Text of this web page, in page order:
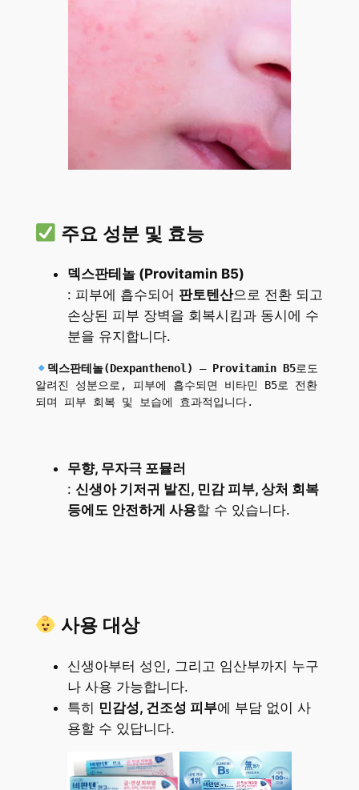
주요 성분 및 효능
덱스판테놀 (Provitamin B5)
: 피부에 흡수되어 판토텐산으로 전환 되고
손상된 피부 장벽을 회복시킴과 동시에 수
분을 유지합니다.
덱스판테놀(Dexpanthenol) – Provitamin B5로도
알려진 성분으로, 피부에 흡수되면 비타민 B5로 전환
되며 피부 회복 및 보습에 효과적입니다.
무향, 무자극 포뮬러
: 신생아 기저귀 발진, 민감 피부, 상처 회복
등에도 안전하게 사용할 수 있습니다.
사용 대상
신생아부터 성인, 그리고 임산부까지 누구
나 사용 가능합니다.
특히 민감성, 건조성 피부에 부담 없이 사
용할 수 있답니다.